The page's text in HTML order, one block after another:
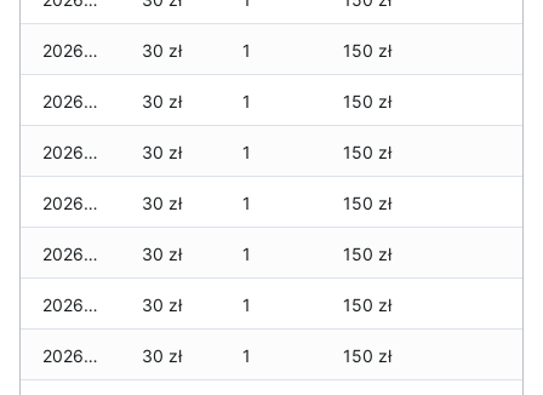
2026-01-17 30 zł 1 150 zł
2026-01-16 30 zł 1 150 zł
2026-01-15 30 zł 1 150 zł
2026-01-14 30 zł 1 150 zł
2026-01-13 30 zł 1 150 zł
2026-01-12 30 zł 1 150 zł
2026-01-11 30 zł 1 150 zł